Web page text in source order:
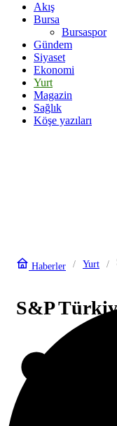
Akış
Bursa
Bursaspor
Gündem
Siyaset
Ekonomi
Yurt
Magazin
Sağlık
Köşe yazıları
Haberler Yurt
S&P